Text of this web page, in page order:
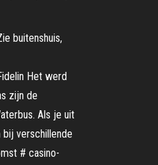
buitenshuis,
Het werd
zijn de
Als je uit
verschillende
# casino-